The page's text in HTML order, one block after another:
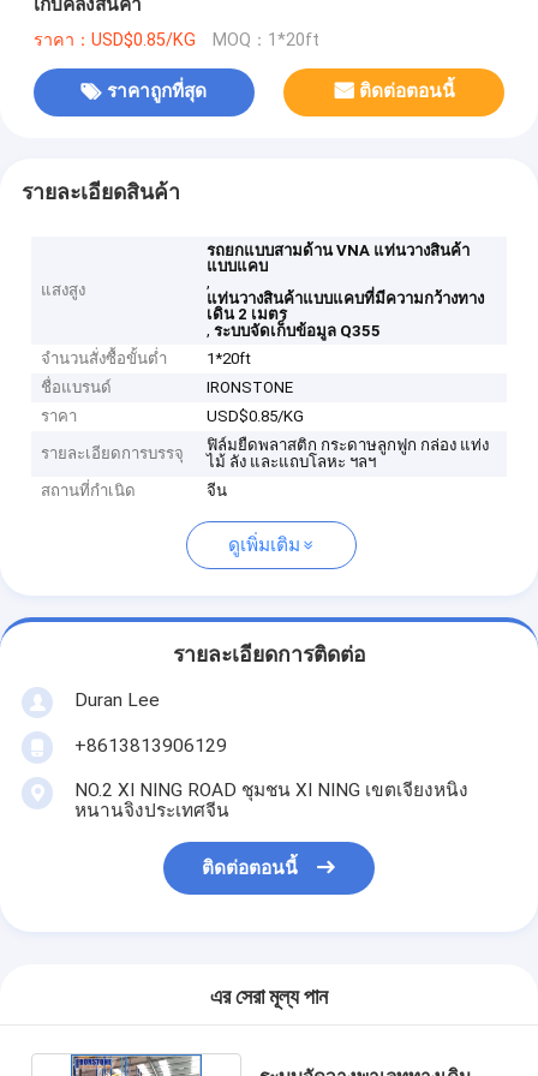
เก็บคลังสินค้า
ราคา：USD$0.85/KG MOQ：1*20ft
ราคาถูกที่สุด ติดต่อตอนนี้
รายละเอียดสินค้า
แสงสูง
รถยกแบบสามด้าน VNA แท่นวางสินค้า
แบบแคบ
,
แท่นวางสินค้าแบบแคบที่มีความกว้างทาง
เดิน 2 เมตร
,ระบบจัดเก็บข้อมูล Q355
จำนวนสั่งซื้อขั้นต่ำ
1*20ft
ชื่อแบรนด์
IRONSTONE
ราคา
USD$0.85/KG
รายละเอียดการบรรจุ
ฟิล์มยืดพลาสติก กระดาษลูกฟูก กล่อง แท่ง
ไม้ ลัง และแถบโลหะ ฯลฯ
สถานที่กำเนิด
จีน
ดูเพิ่มเติม
รายละเอียดการติดต่อ
Duran Lee
+8613813906129
NO.2 XI NING ROAD ชุมชน XI NING เขตเจียงหนิง
หนานจิงประเทศจีน
ติดต่อตอนนี้
এর সেরা মূল্য পান